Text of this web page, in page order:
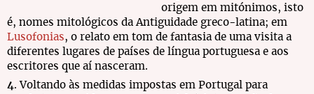
origem em mitónimos, isto
é, nomes mitológicos da Antiguidade greco-latina; em
Lusofonias, o relato em tom de fantasia de uma visita a
diferentes lugares de países de língua portuguesa e aos
escritores que aí nasceram.
4. Voltando às medidas impostas em Portugal para